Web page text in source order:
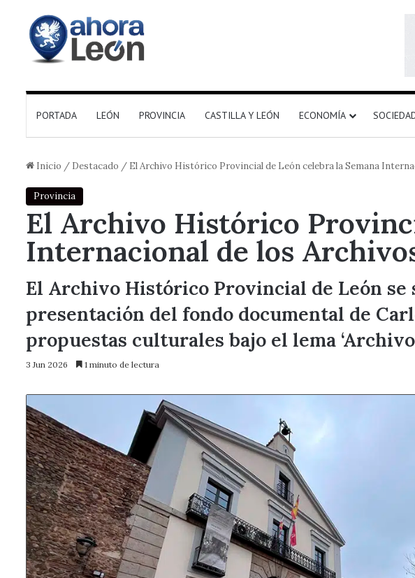
PORTADA LEÓN PROVINCIA CASTILLA Y LEÓN ECONOMÍA
Inicio / Destacado / El Archivo Histórico Provincial de León celebra la Semana
Provincia
El Archivo Histórico
Internacional de los
El Archivo Histórico Provincial de León se
presentación del fondo documental de
propuestas culturales bajo el lema
3 Jun 2026 1 minuto de lectura